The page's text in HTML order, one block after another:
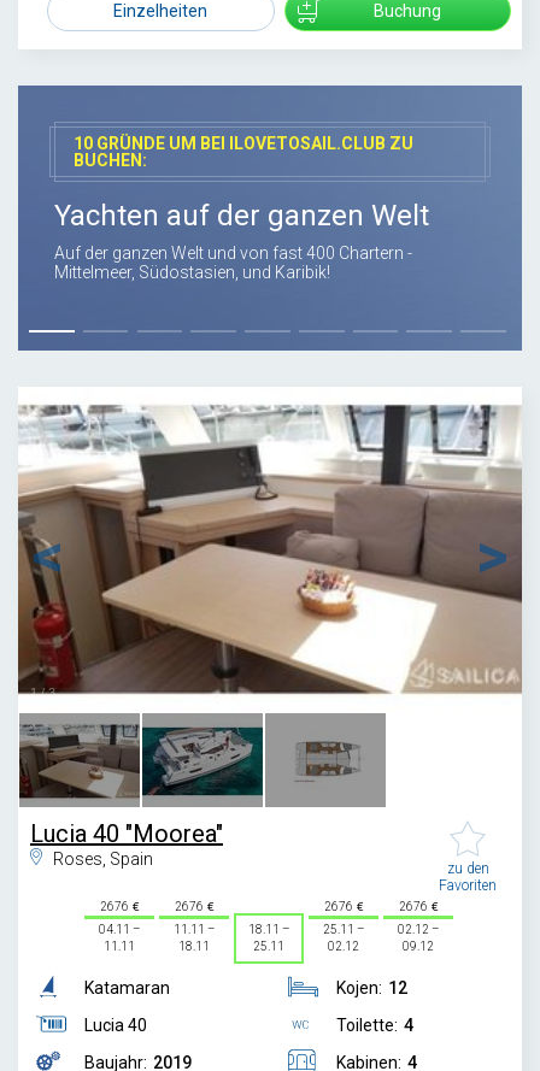
Einzelheiten Buchung
10 GRÜNDE UM BEI ILOVETOSAIL.CLUB ZU
BUCHEN:
Günstige und faire Preise
Wir bieten die Preise der Charterbetreiber an. Keine
zusätzlichen oder versteckten Kosten!
1/3
Lucia 40 "Moorea"
Roses, Spain
zu den
Favoriten
2676
04.11 –
11.11
2676
11.11 –
18.11
18.11 –
25.11
2676
25.11 –
02.12
2676
02.12 –
09.12
Katamaran
Lucia 40
Baujahr: 2019
Kojen: 12
Toilette: 4
Kabinen: 4